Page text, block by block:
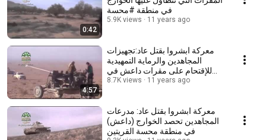
0:42
في منطقة #محسة
5.9K views 11 years ago
4:57
معركة ابشروا بقتل عاد:تجهيزات
المجاهدين والرماية التمهيدية
للإقتحام على مقرات داعش في
منطقة محسة
8.7K views 11 years ago
معركة ابشروا بقتل عاد: مدرعات
المجاهدين تحصد الخوارج (داعش)
في منطقة محسة القريتين